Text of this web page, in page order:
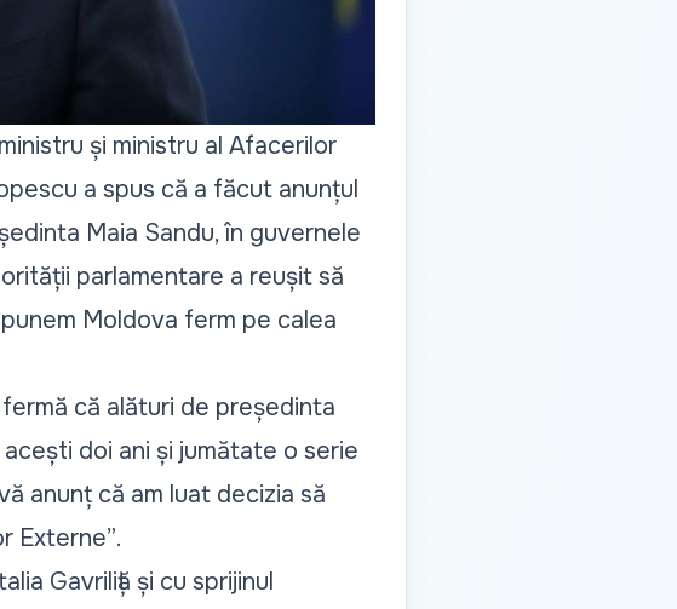
și ministru al Afacerilor
a spus că a făcut anunțul
Maia Sandu, în guvernele
parlamentare a reușit să
Moldova ferm pe calea
că alături de președinta
doi ani și jumătate o serie
anunț că am luat decizia să
Externe”.
Gavriliță și cu sprijinul